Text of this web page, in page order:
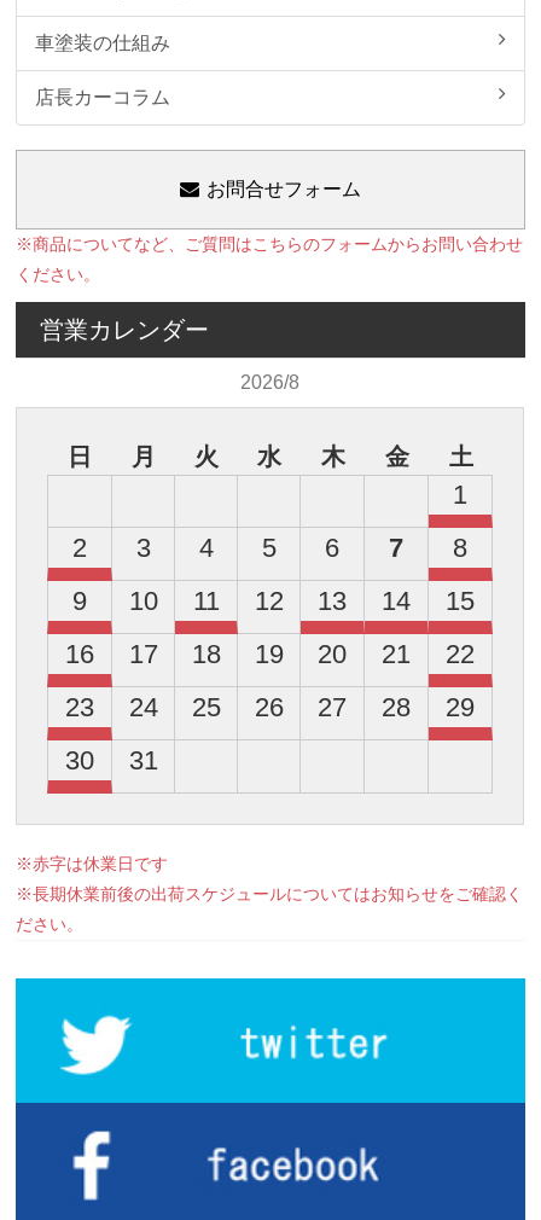
車塗装の仕組み
店長カーコラム
お問合せフォーム
※商品についてなど、ご質問はこちらのフォームからお問い合わせ
ください。
営業カレンダー
2026/8
日 月 火 水 木 金 土
1
2
3 4 5 6 7
8
9
10 11 12 13 14
15
16
17 18 19 20 21
22
23
24 25 26 27 28
29
30
31
※赤字は休業日です
※長期休業前後の出荷スケジュールについてはお知らせをご確認く
ださい。